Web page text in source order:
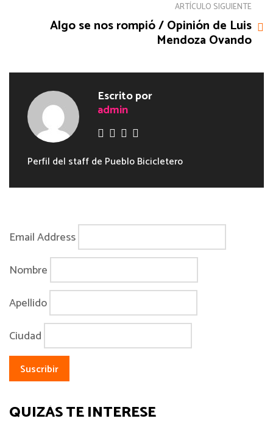
ARTÍCULO SIGUIENTE
Algo se nos rompió / Opinión de Luis
Mendoza Ovando
Escrito por
admin
Perfil del staff de Pueblo Bicicletero
Email Address
Nombre
Apellido
Ciudad
QUIZÁS TE INTERESE